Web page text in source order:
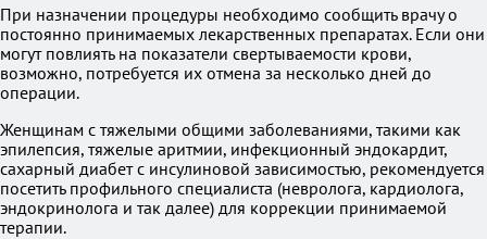
При назначении процедуры необходимо сообщить врачу о
постоянно принимаемых лекарственных препаратах. Если они
могут повлиять на показатели свертываемости крови,
возможно, потребуется их отмена за несколько дней до
операции.
Женщинам с тяжелыми общими заболеваниями, такими как
эпилепсия, тяжелые аритмии, инфекционный эндокардит,
сахарный диабет с инсулиновой зависимостью, рекомендуется
посетить профильного специалиста (невролога, кардиолога,
эндокринолога и так далее) для коррекции принимаемой
терапии.